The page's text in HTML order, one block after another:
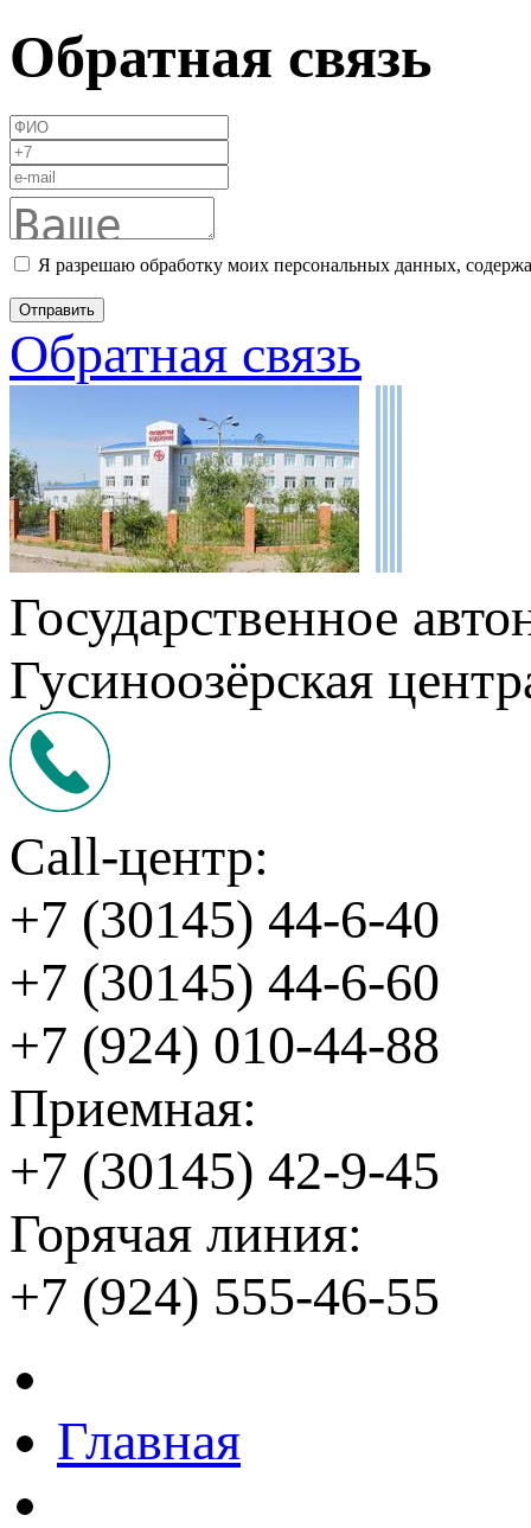
Обратная связь
Я разрешаю обработку моих персональных данных,
Обратная связь
Государственное
Гусиноозёрская
Call-центр:
+7 (30145) 44-6-40
+7 (30145) 44-6-60
+7 (924) 010-44-88
Приемная:
+7 (30145) 42-9-45
Горячая линия:
+7 (924) 555-46-55
Главная